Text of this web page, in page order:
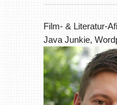
Film- & Literatur-
Java Junkie,